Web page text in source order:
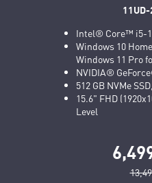
Intel® Core™ i5-
Windows 10
Windows 11 Pro
NVIDIA®
512 GB NVMe
15.6" FHD
Level